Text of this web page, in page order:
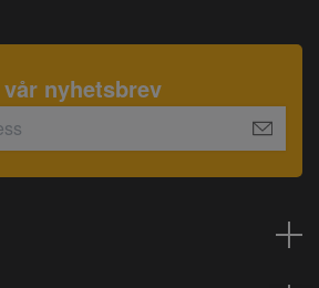
nyhetsbrev